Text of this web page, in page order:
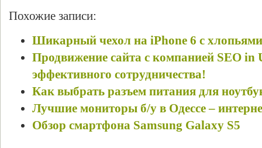
Похожие записи:
Шикарный чехол на iPhone 6 с хлопьями
Продвижение сайта с компанией SEO in
эффективного сотрудничества!
Как выбрать разъем питания для
Лучшие мониторы б/у в Одессе –
Обзор смартфона Samsung Galaxy S5